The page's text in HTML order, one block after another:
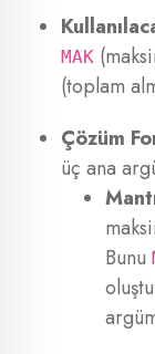
MAK
(toplam
Çözüm
üç ana
Bunu